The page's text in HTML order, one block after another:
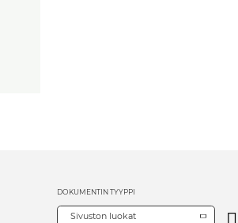
DOKUMENTIN TYYPPI
Sivuston luokat